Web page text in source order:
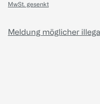
MwSt. gesenkt
Meldung möglicher